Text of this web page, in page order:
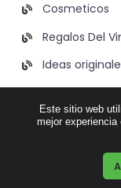
Cosmeticos
Regalos Del
Ideas
Ideas de
© 2026 Blog de
para
Este sitio web
mejor experiencia